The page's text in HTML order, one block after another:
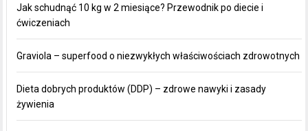
Jak schudnąć 10 kg w 2 miesiące? Przewodnik po diecie i
ćwiczeniach
Graviola – superfood o niezwykłych właściwościach zdrowotnych
Dieta dobrych produktów (DDP) – zdrowe nawyki i zasady
żywienia